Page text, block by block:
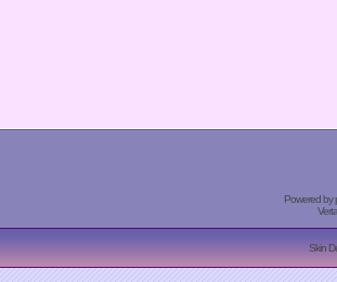
Powered by
Skin